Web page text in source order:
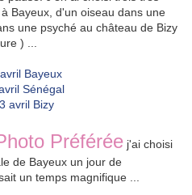
Bayeux, d'un oiseau dans une
une psyché au château de Bizy
) ...
Préféréej'ai choisi
de Bayeux un jour de
un temps magnifique ...